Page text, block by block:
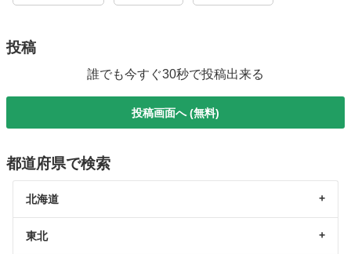
投稿
誰でも今すぐ30秒で投稿出来る
投稿画面へ (無料)
都道府県で検索
北海道
東北